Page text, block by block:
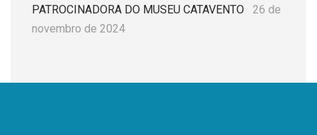
PATROCINADORA DO MUSEU CATAVENTO
26 de
novembro de 2024